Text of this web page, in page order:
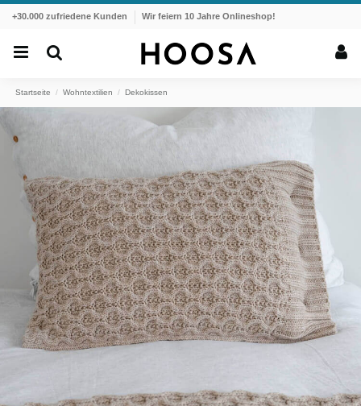
+30.000 zufriedene Kunden Wir feiern 10 Jahre Onlineshop!
Startseite Wohntextilien Dekokissen